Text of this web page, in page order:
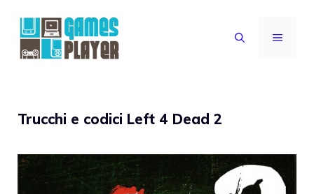
contenuto
MENU
Trucchi e codici Left 4 Dead 2